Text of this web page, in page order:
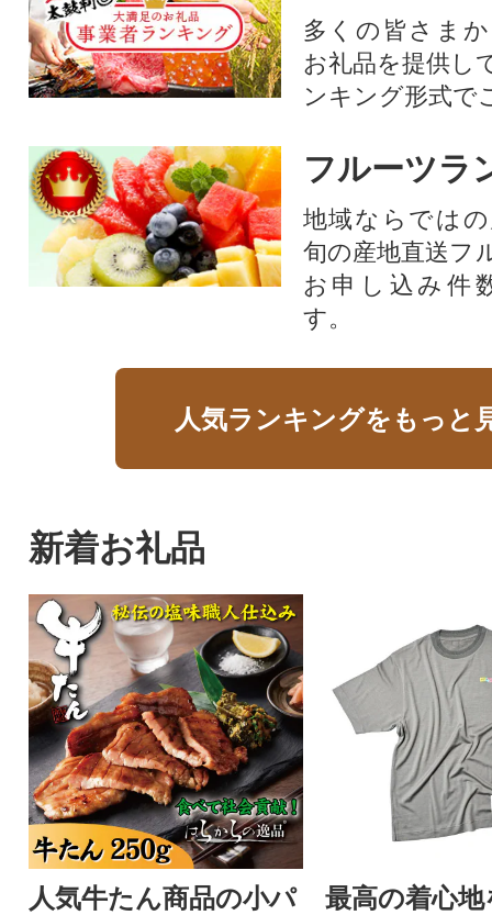
多くの皆さま
お礼品を提供し
ンキング形式で
フルーツラ
地域ならでは
旬の産地直送フ
お申し込み件
す。
人気ランキングをもっと
新着お礼品
人気牛たん商品の小パ
最高の着心